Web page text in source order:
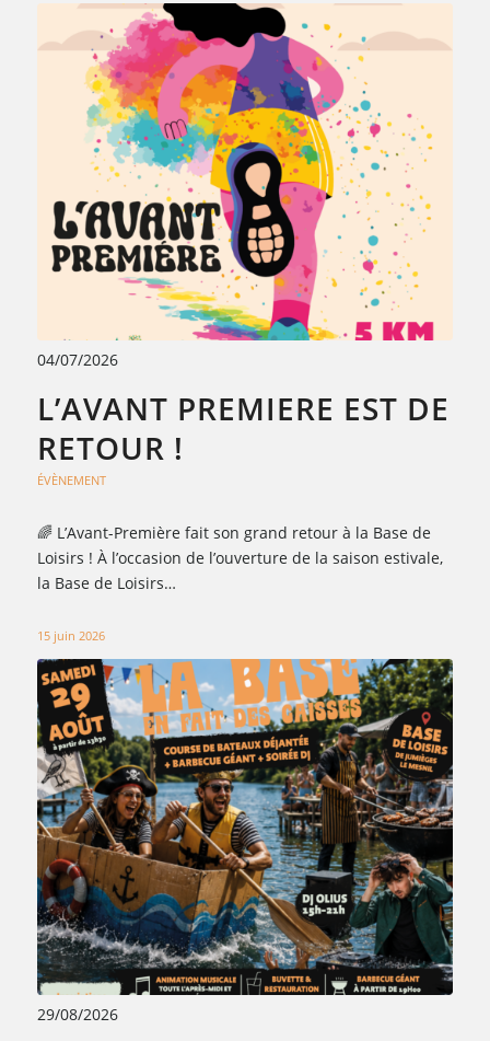
04/07/2026
L’AVANT PREMIERE EST DE
RETOUR !
ÉVÈNEMENT
🌈 L’Avant-Première fait son grand retour à la Base de
Loisirs ! À l’occasion de l’ouverture de la saison estivale,
la Base de Loisirs…
15 juin 2026
29/08/2026